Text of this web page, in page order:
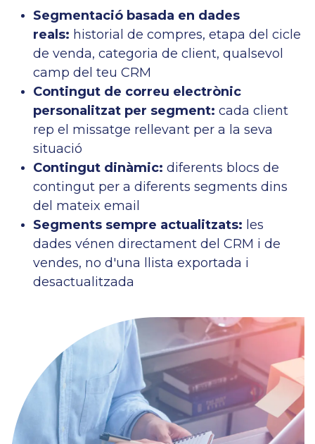
Segmentació basada en dades
reals: historial de compres, etapa del cicle
de venda, categoria de client, qualsevol
camp del teu CRM
Contingut de correu electrònic
personalitzat per segment: cada client
rep el missatge rellevant per a la seva
situació
Contingut dinàmic: diferents blocs de
contingut per a diferents segments dins
del mateix email
Segments sempre actualitzats: les
dades vénen directament del CRM i de
vendes, no d'una llista exportada i
desactualitzada